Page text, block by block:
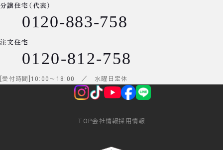
分譲住宅（代表）
0120-883-758
注文住宅
0120-812-758
受付時間 10:00 ～ 18:00 ／ 水曜日定休
TOP会社情報採用情報